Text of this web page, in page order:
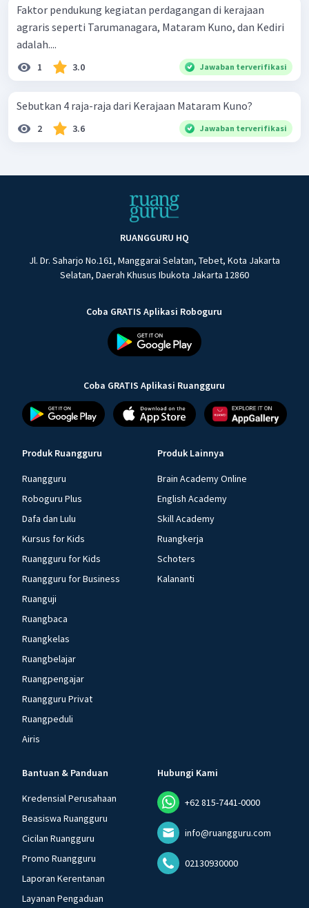
Faktor pendukung kegiatan perdagangan di kerajaan
agraris seperti Tarumanagara, Mataram Kuno, dan Kediri
adalah....
1 3.0 Jawaban terverifikasi
Sebutkan 4 raja-raja dari Kerajaan Mataram Kuno?
2 3.6 Jawaban terverifikasi
RUANGGURU HQ
Jl. Dr. Saharjo No.161, Manggarai Selatan, Tebet, Kota Jakarta
Selatan, Daerah Khusus Ibukota Jakarta 12860
Coba GRATIS Aplikasi Roboguru
Coba GRATIS Aplikasi Ruangguru
Produk Ruangguru
Ruangguru
Roboguru Plus
Dafa dan Lulu
Kursus for Kids
Ruangguru for Kids
Ruangguru for Business
Ruanguji
Ruangbaca
Ruangkelas
Ruangbelajar
Ruangpengajar
Ruangguru Privat
Ruangpeduli
Airis
Produk Lainnya
Brain Academy Online
English Academy
Skill Academy
Ruangkerja
Schoters
Kalananti
Bantuan & Panduan
Kredensial Perusahaan
Beasiswa Ruangguru
Cicilan Ruangguru
Promo Ruangguru
Laporan Kerentanan
Layanan Pengaduan
Hubungi Kami
+62 815-7441-0000
info@ruangguru.com
02130930000